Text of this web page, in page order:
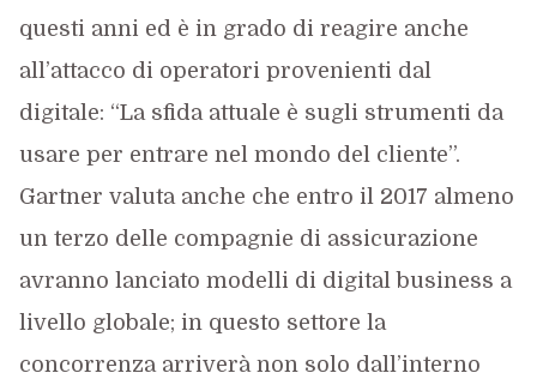
questi anni ed è in grado di reagire anche
all’attacco di operatori provenienti dal
digitale: “La sfida attuale è sugli strumenti da
usare per entrare nel mondo del cliente”.
Gartner valuta anche che entro il 2017 almeno
un terzo delle compagnie di assicurazione
avranno lanciato modelli di digital business a
livello globale; in questo settore la
concorrenza arriverà non solo dall’interno